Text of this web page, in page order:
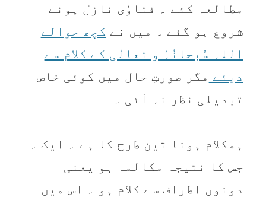
مطالعہ کئے ۔ فتاوٰی نازل ہونے
شروع ہو گئے ۔ میں نے کچھ حوالے
اللہ سُبحانُہُ و تعالٰی کے کلام سے
دیئے مگر صورتِ حال میں کوئی خاص
تبدیلی نظر نہ آئی ۔
ہمکلام ہونا تین طرح کا ہے ۔ ایک ۔
جس کا نتیجہ مکالمہ ہو یعنی
دونوں اطراف سے کلام ہو ۔ اس میں